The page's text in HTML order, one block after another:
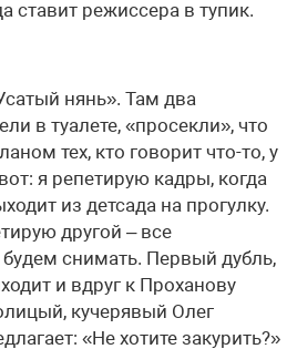
ставит режиссера в тупик.
нянь». Там два
в туалете, «просекли», что
тех, кто говорит что-то, у
я репетирую кадры, когда
из детсада на прогулку.
другой – все
снимать. Первый дубль,
и вдруг к Проханову
кучерявый Олег
«Не хотите закурить?»